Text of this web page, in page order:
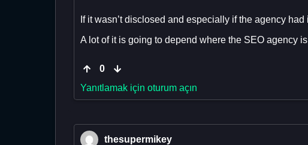
If it wasn’t disclosed and especially if the agency
A lot of it is going to depend where the SEO agency
0
Yanıtlamak için oturum açın
thesupermikey